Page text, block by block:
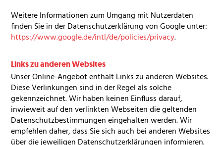
Weitere Informationen zum Umgang mit Nutzerdaten
finden Sie in der Datenschutzerklärung von Google unter:
https://www.google.de/intl/de/policies/privacy.
Links zu anderen Websites
Unser Online-Angebot enthält Links zu anderen Websites.
Diese Verlinkungen sind in der Regel als solche
gekennzeichnet. Wir haben keinen Einfluss darauf,
inwieweit auf den verlinkten Webseiten die geltenden
Datenschutzbestimmungen eingehalten werden. Wir
empfehlen daher, dass Sie sich auch bei anderen Websites